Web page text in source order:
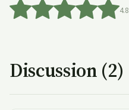
4.8
Discussion (2)